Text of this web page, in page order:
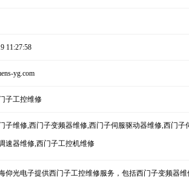
11:27:58
yg.com
子工控维修
子维修,西门子变频器维修,西门子伺服驱动器维修,西门
速器维修,西门子工控机维修
仰光电子提供西门子工控维修服务，包括西门子变频器